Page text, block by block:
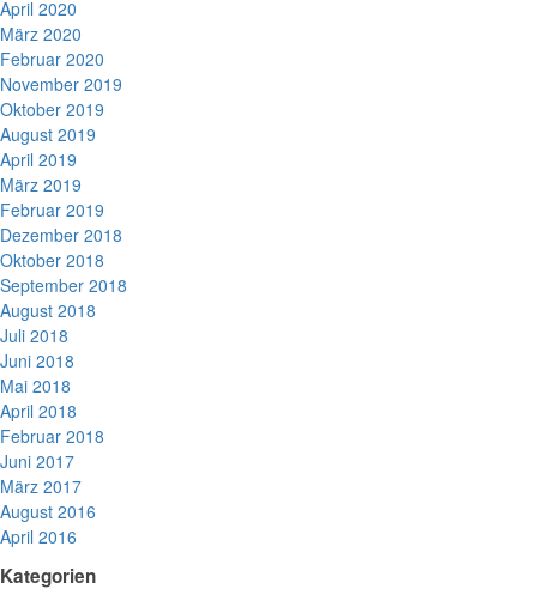
April 2020
März 2020
Februar 2020
November 2019
Oktober 2019
August 2019
April 2019
März 2019
Februar 2019
Dezember 2018
Oktober 2018
September 2018
August 2018
Juli 2018
Juni 2018
Mai 2018
April 2018
Februar 2018
Juni 2017
März 2017
August 2016
April 2016
Kategorien